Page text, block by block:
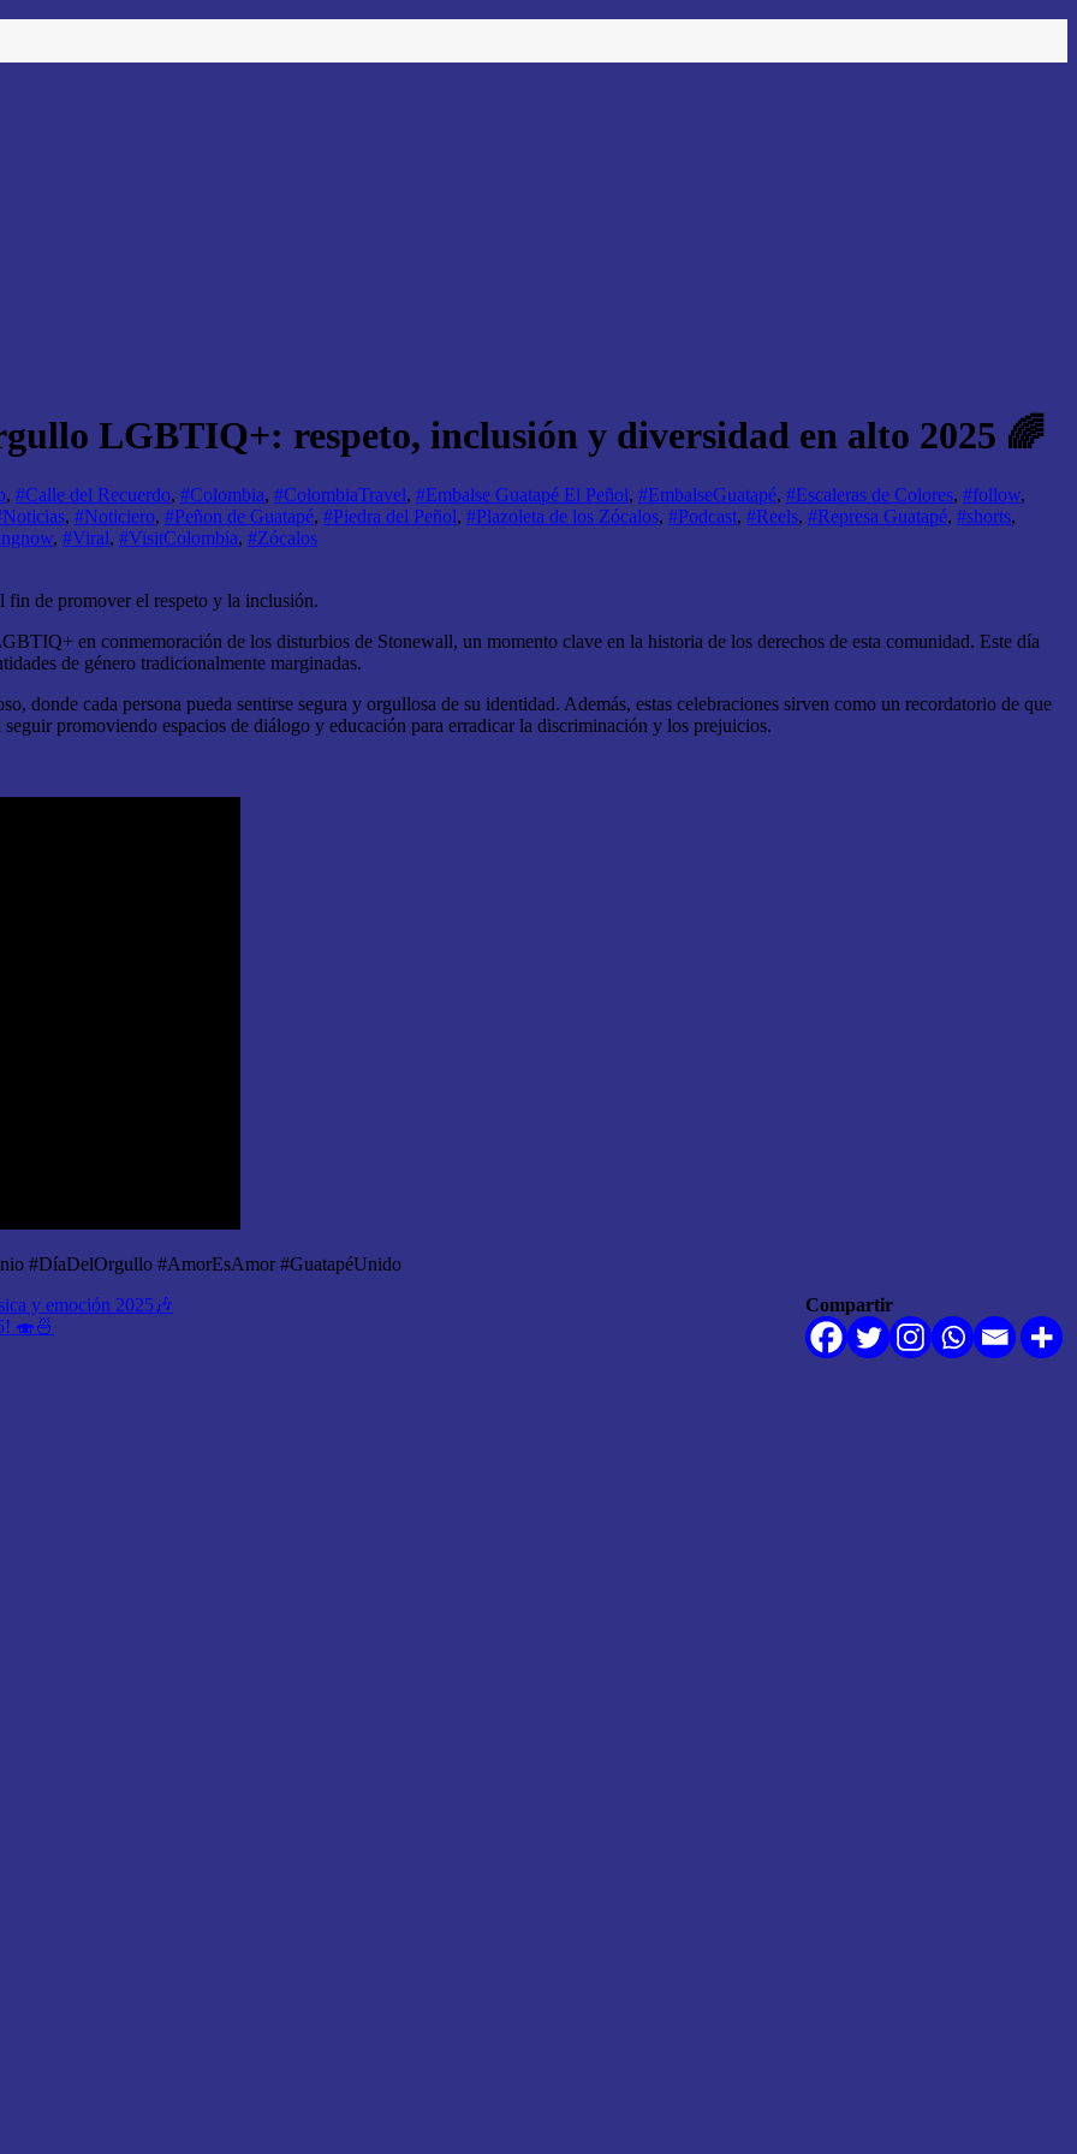
LGBTIQ+: respeto, inclusión y diversidad en alto 2025 🌈
, #Calle del Recuerdo, #Colombia, #ColombiaTravel, #Embalse Guatapé El Peñol, #EmbalseGuatapé, #Escaleras de Colores, #follow,
, #Noticiero, #Peñon de Guatapé, #Piedra del Peñol, #Plazoleta de los Zócalos, #Podcast, #Reels, #Represa Guatapé, #shorts,
, #Viral, #VisitColombia, #Zócalos
de promover el respeto y la inclusión.
en conmemoración de los disturbios de Stonewall, un momento clave en la historia de los derechos de esta comunidad. Este día
de género tradicionalmente marginadas.
donde cada persona pueda sentirse segura y orgullosa de su identidad. Además, estas celebraciones sirven como un recordatorio de que
promoviendo espacios de diálogo y educación para erradicar la discriminación y los prejuicios.
#DíaDelOrgullo #AmorEsAmor #GuatapéUnido
Compartir
y emoción 2025🎶
🍣🍜